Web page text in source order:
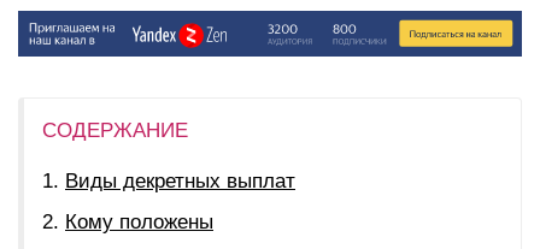
СОДЕРЖАНИЕ
Виды декретных выплат
Кому положены